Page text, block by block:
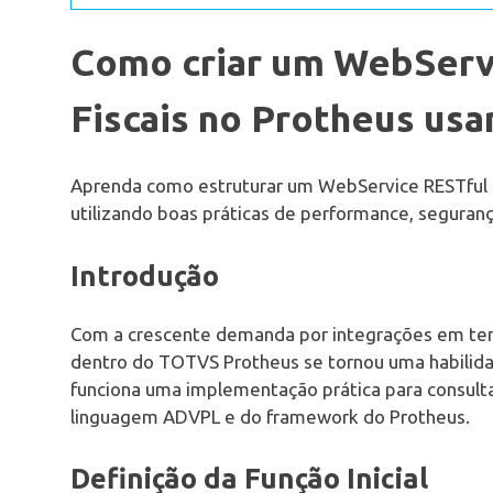
Como criar um
Fiscais no Protheus
Aprenda como estruturar um WebService
utilizando boas práticas de performance,
Introdução
Com a crescente demanda por integrações em
dentro do TOTVS Protheus se tornou uma
funciona uma implementação prática para
linguagem ADVPL e do framework do Protheus.
Definição da Função Inicial